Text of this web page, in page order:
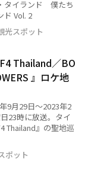
タイランド 僕たち
ド Vol. 2
光スポット
Thailand／BO
』ロケ地
9月29日～2023年2
23時に放送。タイ
Thailand』の聖地巡
ポット